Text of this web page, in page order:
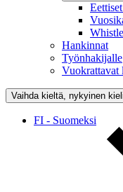
Hankinnat
Työnhakijalle
Vuokrattavat
Vaihda kieltä, nykyinen
FI - Suomeksi